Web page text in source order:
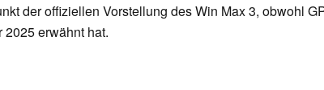
der offiziellen Vorstellung des Win Max 3, obwohl
2025 erwähnt hat.